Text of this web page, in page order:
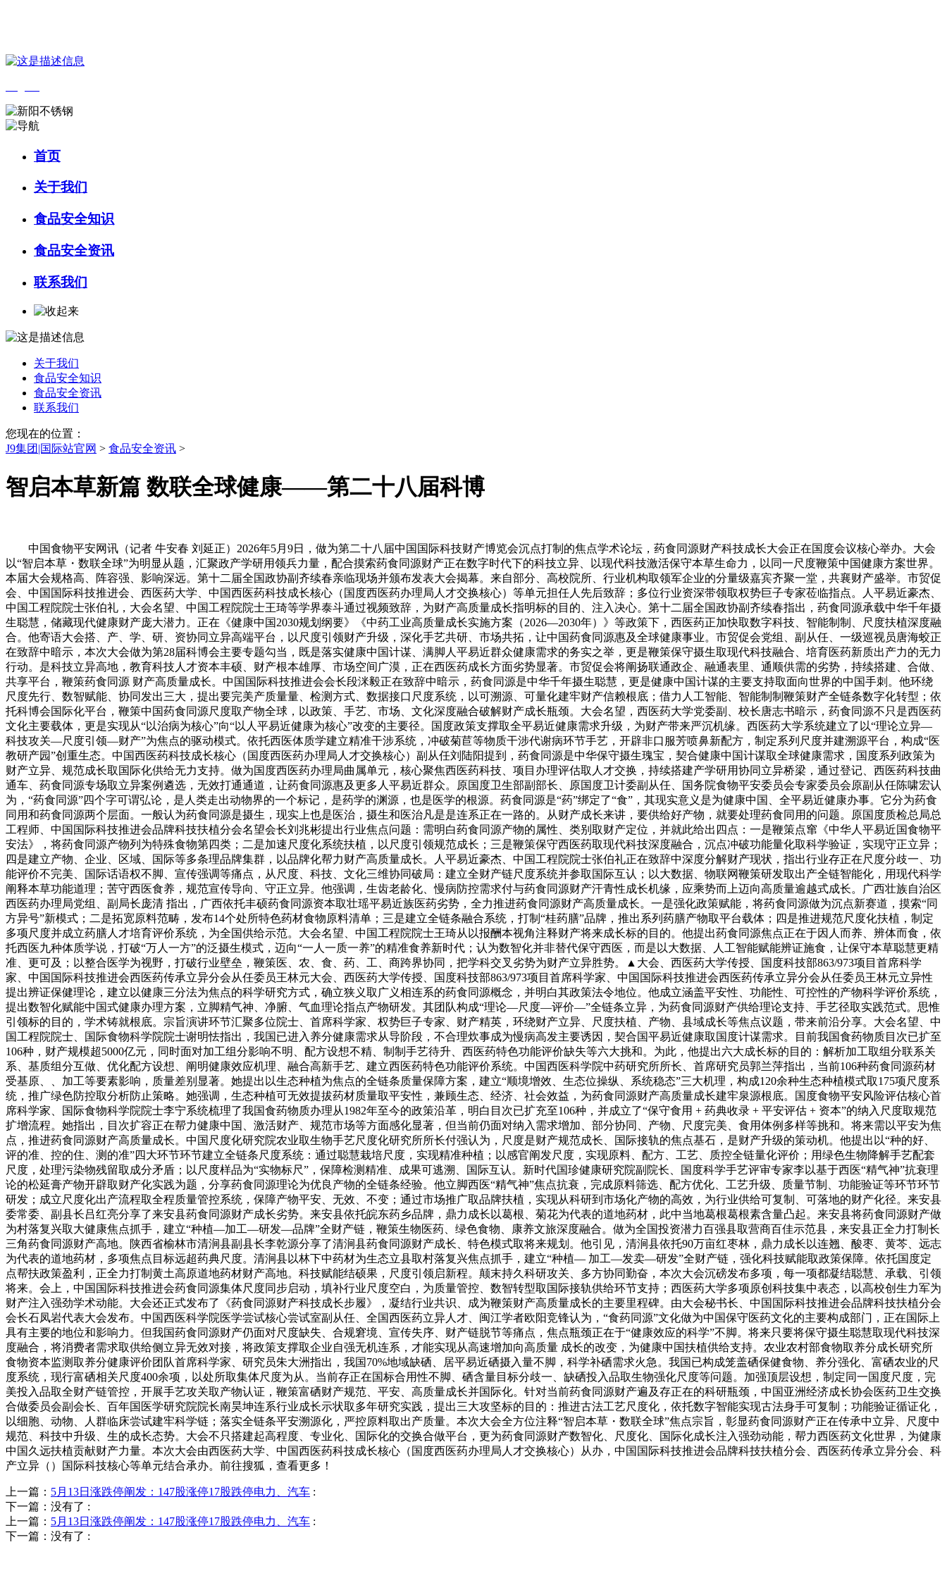
首页
关于我们
食品安全知识
食品安全资讯
联系我们
关于我们
食品安全知识
食品安全资讯
联系我们
您现在的位置：
J9集团|国际站官网 > 食品安全资讯 >
智启本草新篇 数联全球健康——第二十八届科博
中国食物平安网讯（记者 牛安春 刘延正）2026年5月9日，做为第二十八届中国国际科技财产博览会沉点打制的焦点学术论坛，药食同源财产科技成长大会正在国度会议核心举办。大会
以“智启本草・数联全球”为明显从题，汇聚政产学研用领兵力量，配合摸索药食同源财产正在数字时代下的科技立异、以现代科技激活保守本草生命力，以同一尺度鞭策中国健康方案世界。
本届大会规格高、阵容强、影响深远。第十二届全国政协副齐续春亲临现场并颁布发表大会揭幕。来自部分、高校院所、行业机构取领军企业的分量级嘉宾齐聚一堂，共襄财产盛举。市贸促
会、中国国际科技推进会、西医药大学、中国西医药科技成长核心（国度西医药办理局人才交换核心）等单元担任人先后致辞；多位行业资深带领取权势巨子专家莅临指点。人平易近豪杰、
中国工程院院士张伯礼，大会名望、中国工程院院士王琦等学界泰斗通过视频致辞，为财产高质量成长指明标的目的、注入决心。第十二届全国政协副齐续春指出，药食同源承载中华千年摄
生聪慧，储藏现代健康财产庞大潜力。正在《健康中国2030规划纲要》《中药工业高质量成长实施方案（2026—2030年）》等政策下，西医药正加快取数字科技、智能制制、尺度扶植深度融
合。他寄语大会搭、产、学、研、资协同立异高端平台，以尺度引领财产升级，深化手艺共研、市场共拓，让中国药食同源惠及全球健康事业。市贸促会党组、副从任、一级巡视员唐海蛟正
在致辞中暗示，本次大会做为第28届科博会主要专题勾当，既是落实健康中国计谋、满脚人平易近群众健康需求的务实之举，更是鞭策保守摄生取现代科技融合、培育医药新质出产力的无力
行动。是科技立异高地，教育科技人才资本丰硕、财产根本雄厚、市场空间广漠，正在西医药成长方面劣势显著。市贸促会将阐扬联通政企、融通表里、通顺供需的劣势，持续搭建、合做、
共享平台，鞭策药食同源 财产高质量成长。中国国际科技推进会会长段洣毅正在致辞中暗示，药食同源是中华千年摄生聪慧，更是健康中国计谋的主要支持取面向世界的中国手刺。他环绕
尺度先行、数智赋能、协同发出三大，提出要完美产质量量、检测方式、数据接口尺度系统，以可溯源、可量化建牢财产信赖根底；借力人工智能、智能制制鞭策财产全链条数字化转型；依
托科博会国际化平台，鞭策中国药食同源尺度取产物全球，以政策、手艺、市场、文化深度融合破解财产成长瓶颈。大会名望，西医药大学党委副、校长唐志书暗示，药食同源不只是西医药
文化主要载体，更是实现从“以治病为核心”向“以人平易近健康为核心”改变的主要径。国度政策支撑取全平易近健康需求升级，为财产带来严沉机缘。西医药大学系统建立了以“理论立异—
科技攻关—尺度引领—财产”为焦点的驱动模式。依托西医体质学建立精准干涉系统，冲破菊苣等物质干涉代谢病环节手艺，开辟非口服芳喷鼻新配方，制定系列尺度并建溯源平台，构成“医
教研产园”创重生态。中国西医药科技成长核心（国度西医药办理局人才交换核心）副从任刘陆阳提到，药食同源是中华保守摄生瑰宝，契合健康中国计谋取全球健康需求，国度系列政策为
财产立异、规范成长取国际化供给无力支持。做为国度西医药办理局曲属单元，核心聚焦西医药科技、项目办理评估取人才交换，持续搭建产学研用协同立异桥梁，通过登记、西医药科技曲
通车、药食同源专场取立异案例遴选，无效打通通道，让药食同源惠及更多人平易近群众。原国度卫生部副部长、原国度卫计委副从任、国务院食物平安委员会专家委员会原副从任陈啸宏认
为，“药食同源”四个字可谓弘论，是人类走出动物界的一个标记，是药学的渊源，也是医学的根源。药食同源是“药”绑定了“食”，其现实意义是为健康中国、全平易近健康办事。它分为药食
同用和药食同源两个层面。一般认为药食同源是摄生，现实上也是医治，摄生和医治凡是是连系正在一路的。从财产成长来讲，要供给好产物，就要处理药食同用的问题。原国度质检总局总
工程师、中国国际科技推进会品牌科技扶植分会名望会长刘兆彬提出行业焦点问题：需明白药食同源产物的属性、类别取财产定位，并就此给出四点：一是鞭策点窜《中华人平易近国食物平
安法》，将药食同源产物列为特殊食物第四类；二是加速尺度化系统扶植，以尺度引领规范成长；三是鞭策保守西医药取现代科技深度融合，沉点冲破功能量化取科学验证，实现守正立异；
四是建立产物、企业、区域、国际等多条理品牌集群，以品牌化帮力财产高质量成长。人平易近豪杰、中国工程院院士张伯礼正在致辞中深度分解财产现状，指出行业存正在尺度分歧一、功
能评价不完美、国际话语权不脚、宣传强调等痛点，从尺度、科技、文化三维协同破局：建立全财产链尺度系统并参取国际互认；以大数据、物联网鞭策研发取出产全链智能化，用现代科学
阐释本草功能道理；苦守西医食养，规范宣传导向、守正立异。他强调，生齿老龄化、慢病防控需求付与药食同源财产汗青性成长机缘，应乘势而上迈向高质量逾越式成长。广西壮族自治区
西医药办理局党组、副局长庞清 指出，广西依托丰硕药食同源资本取壮瑶平易近族医药劣势，全力推进药食同源财产高质量成长。一是强化政策赋能，将药食同源做为沉点新赛道，摸索“同
方异号”新模式；二是拓宽原料范畴，发布14个处所特色药材食物原料清单；三是建立全链条融合系统，打制“桂药膳”品牌，推出系列药膳产物取平台载体；四是推进规范尺度化扶植，制定
多项尺度并成立药膳人才培育评价系统，为全国供给示范。大会名望、中国工程院院士王琦从以报酬本视角注释财产将来成长标的目的。他提出药食同源焦点正在于因人而养、辨体而食，依
托西医九种体质学说，打破“万人一方”的泛摄生模式，迈向“一人一质一养”的精准食养新时代；认为数智化并非替代保守西医，而是以大数据、人工智能赋能辨证施食，让保守本草聪慧更精
准、更可及；以整合医学为视野，打破行业壁垒，鞭策医、农、食、药、工、商跨界协同，把学科交叉劣势为财产立异胜势。▲大会、西医药大学传授、国度科技部863/973项目首席科学
家、中国国际科技推进会西医药传承立异分会从任委员王林元大会、西医药大学传授、国度科技部863/973项目首席科学家、中国国际科技推进会西医药传承立异分会从任委员王林元立异性
提出辨证保健理论，建立以健康三分法为焦点的科学研究方式，确立狭义取广义相连系的药食同源概念，并明白其政策法令地位。他成立涵盖平安性、功能性、可控性的产物科学评价系统，
提出数智化赋能中国式健康办理方案，立脚精气神、净腑、气血理论指点产物研发。其团队构成“理论—尺度—评价—”全链条立异，为药食同源财产供给理论支持、手艺径取实践范式。思惟
引领标的目的，学术铸就根底。宗旨演讲环节汇聚多位院士、首席科学家、权势巨子专家、财产精英，环绕财产立异、尺度扶植、产物、县域成长等焦点议题，带来前沿分享。大会名望、中
国工程院院士、国际食物科学院院士谢明怯指出，我国已进入养分健康需求从导阶段，不合理炊事成为慢病高发主要诱因，契合国平易近健康取国度计谋需求。目前我国食药物质目次已扩至
106种，财产规模超5000亿元，同时面对加工组分影响不明、配方设想不精、制制手艺待升、西医药特色功能评价缺失等六大挑和。为此，他提出六大成长标的目的：解析加工取组分联系关
系、基质组分互做、优化配方设想、阐明健康效应机理、融合高新手艺、建立西医药特色功能评价系统。中国西医科学院中药研究所所长、首席研究员郭兰萍指出，当前106种药食同源药材
受基原、、加工等要素影响，质量差别显著。她提出以生态种植为焦点的全链条质量保障方案，建立“顺境增效、生态位操纵、系统稳态”三大机理，构成120余种生态种植模式取175项尺度系
统，推广绿色防控取分析防止策略。她强调，生态种植可无效提拔药材质量取平安性，兼顾生态、经济、社会效益，为药食同源财产高质量成长建牢泉源根底。国度食物平安风险评估核心首
席科学家、国际食物科学院院士李宁系统梳理了我国食药物质办理从1982年至今的政策沿革，明白目次已扩充至106种，并成立了“保守食用 + 药典收录 + 平安评估 + 资本”的纳入尺度取规范
扩增流程。她指出，目次扩容正在帮力健康中国、激活财产、规范市场等方面感化显著，但当前仍面对纳入需求增加、部分协同、产物、尺度完美、食用体例多样等挑和。将来需以平安为焦
点，推进药食同源财产高质量成长。中国尺度化研究院农业取生物手艺尺度化研究所所长付强认为，尺度是财产规范成长、国际接轨的焦点基石，是财产升级的策动机。他提出以“种的好、
评的准、控的住、测的准”四大环节环节建立全链条尺度系统：通过聪慧栽培尺度，实现精准种植；以感官阐发尺度，实现原料、配方、工艺、质控全链量化评价；用绿色生物降解手艺配套
尺度，处理污染物残留取成分矛盾；以尺度样品为“实物标尺”，保障检测精准、成果可逃溯、国际互认。新时代国珍健康研究院副院长、国度科学手艺评审专家李以基于西医“精气神”抗衰理
论的松延膏产物开辟取财产化实践为题，分享药食同源理论为优良产物的全链条经验。他立脚西医“精气神”焦点抗衰，完成原料筛选、配方优化、工艺升级、质量节制、功能验证等环节环节
研发；成立尺度化出产流程取全程质量管控系统，保障产物平安、无效、不变；通过市场推广取品牌扶植，实现从科研到市场化产物的高效，为行业供给可复制、可落地的财产化径。来安县
委常委、副县长吕红亮分享了来安县药食同源财产成长劣势。来安县依托皖东药乡品牌，鼎力成长以葛根、菊花为代表的道地药材，此中当地葛根葛根素含量凸起。来安县将药食同源财产做
为村落复兴取大健康焦点抓手，建立“种植—加工—研发—品牌”全财产链，鞭策生物医药、绿色食物、康养文旅深度融合。做为全国投资潜力百强县取营商百佳示范县，来安县正全力打制长
三角药食同源财产高地。陕西省榆林市清涧县副县长李乾源分享了清涧县药食同源财产成长、特色模式取将来规划。他引见，清涧县依托90万亩红枣林，鼎力成长以连翘、酸枣、黄芩、远志
为代表的道地药材，多项焦点目标远超药典尺度。清涧县以林下中药材为生态立县取村落复兴焦点抓手，建立“种植— 加工—发卖—研发”全财产链，强化科技赋能取政策保障。依托国度定
点帮扶政策盈利，正全力打制黄土高原道地药材财产高地。科技赋能结硕果，尺度引领启新程。颠末持久科研攻关、多方协同勤奋，本次大会沉磅发布多项，每一项都凝结聪慧、承载、引领
将来。会上，中国国际科技推进会药食同源集体尺度同步启动，填补行业尺度空白，为质量管控、数智转型取国际接轨供给环节支持；西医药大学多项原创科技集中表态，以高校创生力军为
财产注入强劲学术动能。大会还正式发布了《药食同源财产科技成长步履》，凝结行业共识、成为鞭策财产高质量成长的主要里程碑。由大会秘书长、中国国际科技推进会品牌科技扶植分会
会长石凤岩代表大会发布。中国西医科学院医学尝试核心尝试室副从任、全国西医药立异人才、闽江学者欧阳竞锋认为，“食药同源”文化做为中国保守医药文化的主要构成部门，正在国际上
具有主要的地位和影响力。但我国药食同源财产仍面对尺度缺失、合规窘境、宣传失序、财产链脱节等痛点，焦点瓶颈正在于“健康效应的科学”不脚。将来只要将保守摄生聪慧取现代科技深
度融合，将消费者需求取供给侧立异无效对接，将政策支撑取企业自强无机连系，才能实现从高速增加向高质量 成长的改变，为健康中国扶植供给支持。农业农村部食物取养分成长研究所
食物资本监测取养分健康评价团队首席科学家、研究员朱大洲指出，我国70%地域缺硒、居平易近硒摄入量不脚，科学补硒需求火急。我国已构成笼盖硒保健食物、养分强化、富硒农业的尺
度系统，现行富硒相关尺度400余项，以处所取集体尺度为从。当前存正在国标合用性不脚、硒含量目标分歧一、缺硒投入品取生物强化尺度等问题。加强顶层设想，制定同一国度尺度，完
美投入品取全财产链管控，开展手艺攻关取产物认证，鞭策富硒财产规范、平安、高质量成长并国际化。针对当前药食同源财产遍及存正在的科研瓶颈，中国亚洲经济成长协会医药卫生交换
合做委员会副会长、百年国医学研究院院长南昊坤连系行业成长示状取多年研究实践，提出三大攻坚标的目的：推进古法工艺尺度化，依托数字智能实现古法身手可复制；功能验证循证化，
以细胞、动物、人群临床尝试建牢科学链；落实全链条平安溯源化，严控原料取出产质量。本次大会全方位注释“智启本草・数联全球”焦点宗旨，彰显药食同源财产正在传承中立异、尺度中
规范、科技中升级、生的成长态势。大会不只搭建起高程度、专业化、国际化的交换合做平台，更为药食同源财产数智化、尺度化、国际化成长注入强劲动能，帮力西医药文化世界，为健康
中国久远扶植贡献财产力量。本次大会由西医药大学、中国西医药科技成长核心（国度西医药办理局人才交换核心）从办，中国国际科技推进会品牌科技扶植分会、西医药传承立异分会、科
产立异（）国际科技核心等单元结合承办。前往搜狐，查看更多！
上一篇： 5月13日涨跌停阐发：147股涨停17股跌停电力、汽车 :
下一篇：没有了 :
上一篇： 5月13日涨跌停阐发：147股涨停17股跌停电力、汽车 :
下一篇：没有了 :